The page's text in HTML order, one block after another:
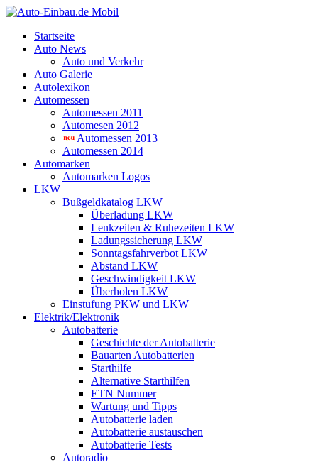
Startseite
Auto News
Auto und Verkehr
Auto Galerie
Autolexikon
Automessen
Automessen 2011
Automesen 2012
Automessen 2013
Automessen 2014
Automarken
Automarken Logos
LKW
Bußgeldkatalog LKW
Überladung LKW
Lenkzeiten & Ruhezeiten LKW
Ladungssicherung LKW
Sonntagsfahrverbot LKW
Abstand LKW
Geschwindigkeit LKW
Überholen LKW
Einstufung PKW und LKW
Elektrik/Elektronik
Autobatterie
Geschichte der Autobatterie
Bauarten Autobatterien
Starthilfe
Alternative Starthilfen
ETN Nummer
Wartung und Tipps
Autobatterie laden
Autobatterie austauschen
Autobatterie Tests
Autoradio